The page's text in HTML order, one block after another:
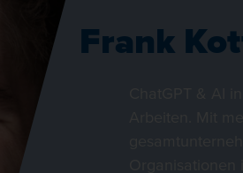
Frank